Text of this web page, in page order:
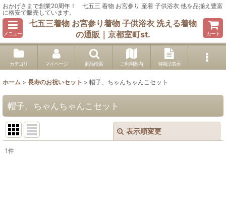
おかげさまで創業20周年！ 七五三 着物 お宮参り 産着 子供浴衣 他を品揃え豊富
に格安で販売しています。
メニュー
七五三着物 お宮参り着物 子供浴衣 洗える着物
の通販｜京都室町st.
カート
カテゴリ マイページ 商品検索 ご利用案内 特商法表示
ホーム > 長寿のお祝いセット > 帽子、ちゃんちゃんこセット
帽子、ちゃんちゃんこセット
表示順変更
1件